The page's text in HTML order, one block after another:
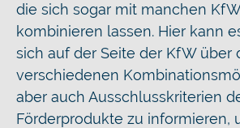
die sich sogar mit manchen
kombinieren lassen. Hier kann
sich auf der Seite der KfW über
verschiedenen
aber auch Ausschlusskriterien
Förderprodukte zu informieren,